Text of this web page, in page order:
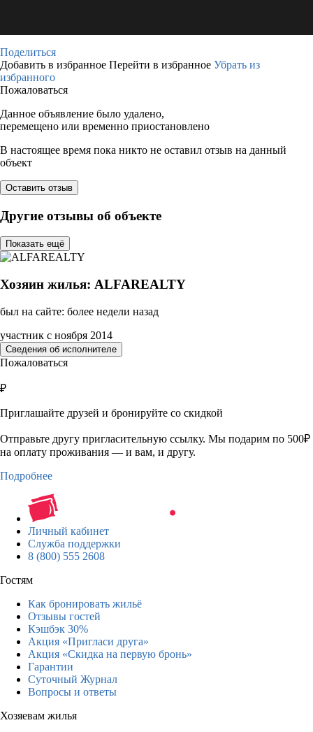
Поделиться
Добавить в избранное Перейти в избранное Убрать из
избранного
Пожаловаться
Данное объявление было удалено,
перемещено или временно приостановлено
В настоящее время пока никто не оставил отзыв на данный
объект
Оставить отзыв
Другие отзывы об объекте
Показать ещё
Хозяин жилья: ALFAREALTY
был на сайте: более недели назад
участник с ноября 2014
Сведения об исполнителе
Пожаловаться
₽
Приглашайте друзей и бронируйте со скидкой
Отправьте другу пригласительную ссылку. Мы подарим по 500₽
на оплату проживания — и вам, и другу.
Подробнее
Личный кабинет
Служба поддержки
8 (800) 555 2608
Гостям
Как бронировать жильё
Отзывы гостей
Кэшбэк 30%
Акция «Пригласи друга»
Акция «Скидка на первую бронь»
Гарантии
Суточный Журнал
Вопросы и ответы
Хозяевам жилья